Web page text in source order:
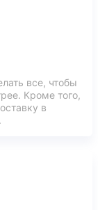
все, чтобы
Кроме того,
в